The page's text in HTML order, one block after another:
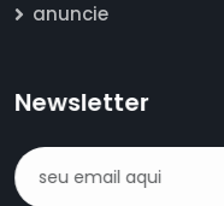
anuncie
Newsletter